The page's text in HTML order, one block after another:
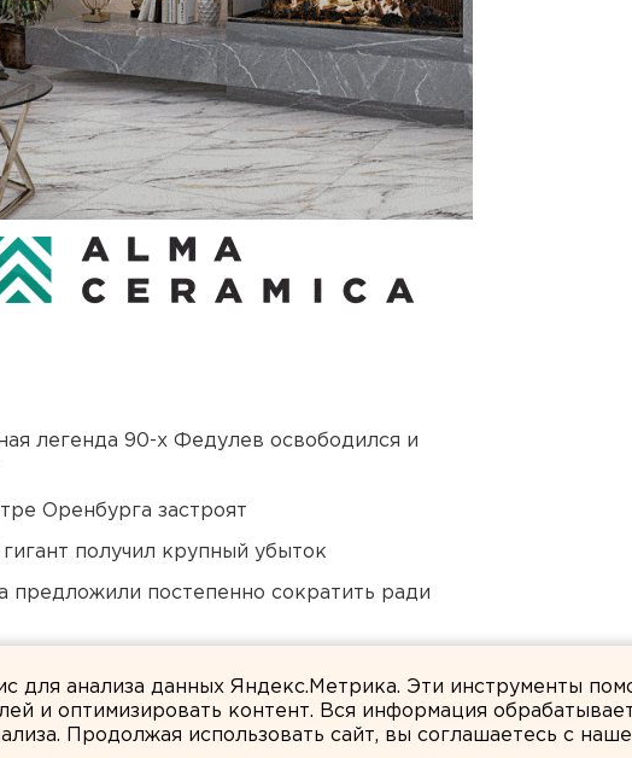
легенда 90-х Федулев освободился и
Оренбурга застроят
получил крупный убыток
предложили постепенно сократить ради
для анализа данных Яндекс.Метрика. Эти инструменты
и оптимизировать контент. Вся информация
Продолжая использовать сайт, вы соглашаетесь с